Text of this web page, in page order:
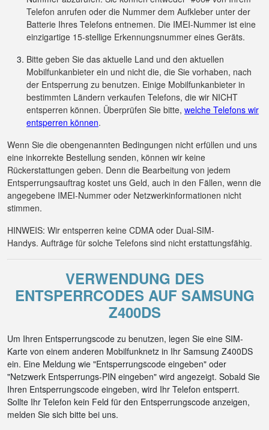
Telefon anrufen oder die Nummer dem Aufkleber unter der
Batterie Ihres Telefons entnemen. Die IMEI-Nummer ist eine
einzigartige 15-stellige Erkennungsnummer eines Geräts.
Bitte geben Sie das aktuelle Land und den aktuellen
Mobilfunkanbieter ein und nicht die, die Sie vorhaben, nach
der Entsperrung zu benutzen. Einige Mobilfunkanbieter in
bestimmten Ländern verkaufen Telefons, die wir NICHT
entsperren können. Überprüfen Sie bitte, welche Telefons wir
entsperren können.
Wenn Sie die obengenannten Bedingungen nicht erfüllen und uns
eine inkorrekte Bestellung senden, können wir keine
Rückerstattungen geben. Denn die Bearbeitung von jedem
Entsperrungsauftrag kostet uns Geld, auch in den Fällen, wenn die
angegebene IMEI-Nummer oder Netzwerkinformationen nicht
stimmen.
HINWEIS: Wir entsperren keine CDMA oder Dual-SIM-
Handys. Aufträge für solche Telefons sind nicht erstattungsfähig.
VERWENDUNG DES
ENTSPERRCODES AUF SAMSUNG
Z400DS
Um Ihren Entsperrungscode zu benutzen, legen Sie eine SIM-
Karte von einem anderen Mobilfunknetz in Ihr Samsung Z400DS
ein. Eine Meldung wie "Entsperrungscode eingeben" oder
"Netzwerk Entsperrungs-PIN eingeben" wird angezeigt. Sobald Sie
Ihren Entsperrungscode eingeben, wird Ihr Telefon entsperrt.
Sollte Ihr Telefon kein Feld für den Entsperrungscode anzeigen,
melden Sie sich bitte bei uns.